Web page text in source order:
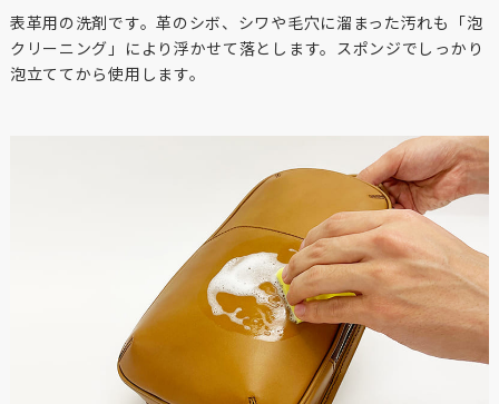
表革用の洗剤です。革のシボ、シワや毛穴に溜まった汚れも「泡
クリーニング」により浮かせて落とします。スポンジでしっかり
泡立ててから使用します。